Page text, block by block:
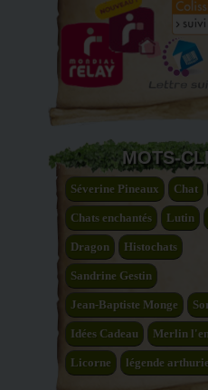
MOTS-
Séverine Pineaux Chat
Chats enchantés Lutin
Dragon Histochats
Sandrine Gestin
Jean-Baptiste Monge
Idées Cadeau Merlin
Licorne légende